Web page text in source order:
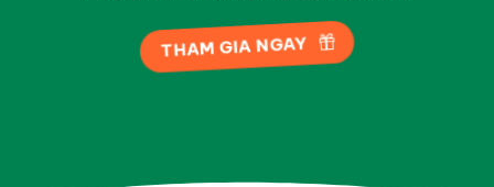
THAM GIA NGAY